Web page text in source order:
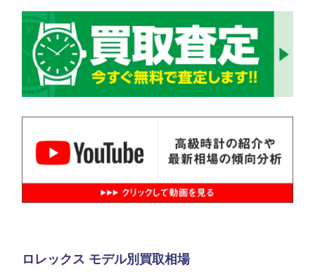
ロレックス モデル別買取相場